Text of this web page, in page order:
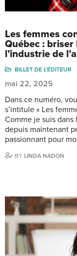
Les femmes
Québec :
l’industrie de
BILLET DE L'ÉDITEUR
mai 22, 2025
Dans ce numéro,
s’intitule « Les
Comme je suis
depuis maintenant
passionnant pour
BY LINDA NADON